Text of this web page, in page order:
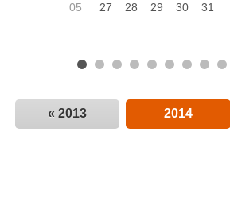
05
27 28 29 30 31
« 2013 2014